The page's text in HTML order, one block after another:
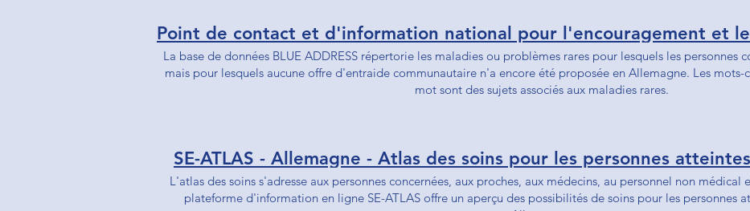
La base de données BLUE ADDRESS répertorie les maladies ou problèmes rares pour lesquels les personnes
mais pour lesquels aucune offre d'entraide communautaire n'a encore été proposée en Allemagne. Les mots-
mot sont des sujets associés aux maladies rares.
SE-ATLAS - Allemagne - Atlas des soins pour les personnes
L'atlas des soins s'adresse aux personnes concernées, aux proches, aux médecins, au personnel non médical
plateforme d'information en ligne SE-ATLAS offre un aperçu des possibilités de soins pour les personnes